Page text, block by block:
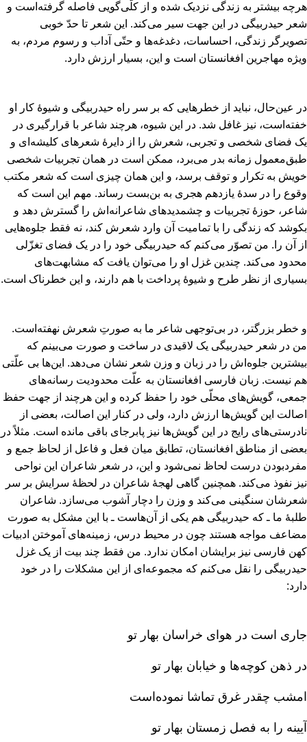
هرچه بیشتر به زندگی نزدیک شده و از کلّی‌گویی فاصله گرفته‌است و
شعر حیدربیگی در این جهت سیر می‌کند. این شعر تا حدّ خوبی
تصویرگر زندگی‌، احساسات‌، دغدغه‌ها و حتّی آداب و رسوم مردم‌، به
ویژه مهاجرین افغانستان است و این‌، بسیار ارزش دارد.
در عین‌حال‌، نباید از خطرهایی که بر سر راه حیدربیگی و شیوۀ کار او
خفته‌است‌، نیز غافل شد. در این شیوه‌، هرچند شاعر با قرارگیری در
یک فضای شخصی و تجربی‌، شعرش را از دایرۀ شعرهای کلیشه‌ای و
طبق‌معمول زمانه بدر می‌برد، ممکن است در همان تجربیات شخصی
خویش به تکرار و توقف برسد، و این همان چیزی است که شعر مکتب
وقوع را در سدۀ یازدهم هجری به بن‌بست رساند. مهم این است که
شاعر، حوزۀ تجربیات و چشمدیدهای شاعرانه‌اش را گسترش دهد و
بکوشد که زندگی را با تمامیت آن وارد شعرش کند، نه فقط جلوه‌هایی
از آن را. من تصوّر می‌کنم که حیدربیگی خود را در یک فضای تغزّلی
محدود می‌کند. چندین غزل او را می‌توان یافت که مشابهت‌های
بسیاری از نظر طرح و شیوۀ پرداخت با هم دارند، و این خطرناک است‌.
و خطر بزرگتر، در بی‌توجهی شاعر ما به صورت‌ِ شعرش نهفته‌است‌.
من در شعر حیدربیگی یک لاقیدی در ساخت و صورت می‌بینم که
بیشترین جلوه‌اش را در زبان و وزن شعر نشان می‌دهد. این‌ها بی علّتی
هم نیست‌. زبان فارسی افغانستان به علّت محدودیت رسانه‌های
جمعی‌، گویش‌های محلّی خود را حفظ کرده و این هرچند از جهت حفظ
اصالت این گویش‌ها ارزش دارد، ولی در کنار این اصالت‌، بعضی از
نادرستی‌های رایج در این گویش‌ها نیز پابرجای باقی مانده است‌. مثلاً در
بعضی از مناطق افغانستان‌، تطابق میان فعل و فاعل از لحاظ جمع و
مفردبودن درست لحاظ نمی‌شود و این‌، در شعر شاعران این نواحی
نیز نفوذ می‌کند. همچنین گاهی لهجۀ شاعران در لحظۀ سرایش بر سر
شعرشان سنگینی می‌کند و وزن را دچار آشوب می‌سازد. شاعران
طلبۀ ما ـ که حیدربیگی هم یکی از آن‌هاست ـ با این مشکل به صورت
مضاعف مواجه هستند چون در محیط درس‌، زمینه‌های آموختن ادبیات
کهن فارسی نیز برایشان امکان ندارد. من فقط چند بیت از یک غزل
حیدربیگی را نقل می‌کنم که مجموعه‌ای از این مشکلات را در خود
دارد:
جاری است در هوای خراسان بهار تو
در ذهن کوچه‌ها و خیابان بهار تو
امشب چقدر غرق تماشا نموده‌است‌
آیینه را به فصل زمستان بهار تو